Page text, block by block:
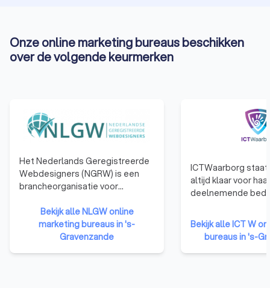
Onze online marketing bureaus beschikken
over de volgende keurmerken
Het Nederlands Geregistreerde
Webdesigners (NGRW) is een
brancheorganisatie voor
die zijn aangesloten bij NGRW
hebben namelijk bewezen over
de nodige kennis, ervaring en
Bekijk alle NLGW online
marketing bureaus in 's-
Gravenzande
ICTWaarborg
altijd klaar voor haar
deelnemende
netwerkevents. De
documenten van
zijn dé norm in de
zorgen ervoor dat
Bekijk alle ICT W
bureaus in 's-